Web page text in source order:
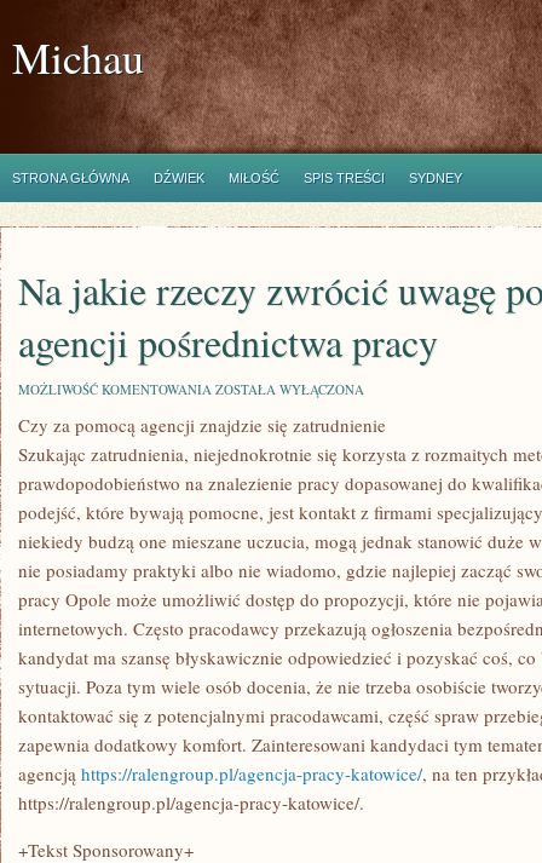
Michau
STRONA GŁÓWNA DŹWIEK MIŁOŚĆ SPIS TREŚCI SYDNEY
Na jakie rzeczy zwrócić uwagę
agencji pośrednictwa pracy
MOŻLIWOŚĆ KOMENTOWANIA NA
RZECZY
ZWRÓCIĆ
UWAGĘ
PODCZAS
AGENCJI
POŚREDNICTWA
PRACY
ZOSTAŁA WYŁĄCZONA
Czy za pomocą agencji znajdzie się zatrudnienie
Szukając zatrudnienia, niejednokrotnie się korzysta z rozmaitych
prawdopodobieństwo na znalezienie pracy dopasowanej do
podejść, które bywają pomocne, jest kontakt z firmami
niekiedy budzą one mieszane uczucia, mogą jednak stanowić duże
nie posiadamy praktyki albo nie wiadomo, gdzie najlepiej zacząć
pracy Opole może umożliwić dostęp do propozycji, które nie
internetowych. Często pracodawcy przekazują ogłoszenia
kandydat ma szansę błyskawicznie odpowiedzieć i pozyskać coś,
sytuacji. Poza tym wiele osób docenia, że nie trzeba osobiście
kontaktować się z potencjalnymi pracodawcami, część spraw
zapewnia dodatkowy komfort. Zainteresowani kandydaci tym
agencją https://ralengroup.pl/agencja-pracy-katowice/, na ten
https://ralengroup.pl/agencja-pracy-katowice/.
+Tekst Sponsorowany+